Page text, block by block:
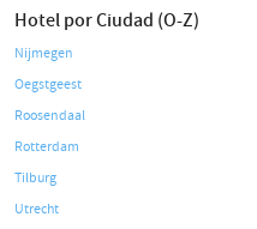
Hotel por Ciudad (O-Z)
Nijmegen
Oegstgeest
Roosendaal
Rotterdam
Tilburg
Utrecht